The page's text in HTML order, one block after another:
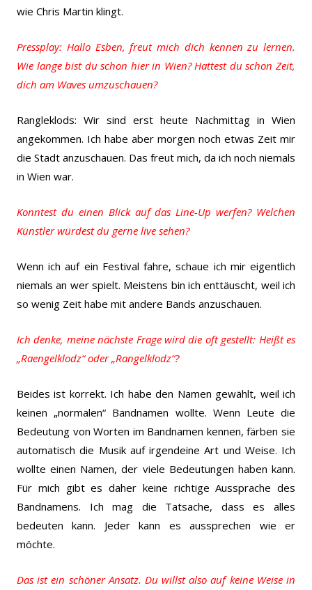
wie Chris Martin klingt.
Pressplay: Hallo Esben, freut mich dich kennen zu lernen.
Wie lange bist du schon hier in Wien? Hattest du schon Zeit,
dich am Waves umzuschauen?
Rangleklods: Wir sind erst heute Nachmittag in Wien
angekommen. Ich habe aber morgen noch etwas Zeit mir
die Stadt anzuschauen. Das freut mich, da ich noch niemals
in Wien war.
Konntest du einen Blick auf das Line-Up werfen? Welchen
Künstler würdest du gerne live sehen?
Wenn ich auf ein Festival fahre, schaue ich mir eigentlich
niemals an wer spielt. Meistens bin ich enttäuscht, weil ich
so wenig Zeit habe mit andere Bands anzuschauen.
Ich denke, meine nächste Frage wird die oft gestellt: Heißt es
„Raengelklodz“ oder „Rangelklodz“?
Beides ist korrekt. Ich habe den Namen gewählt, weil ich
keinen „normalen“ Bandnamen wollte. Wenn Leute die
Bedeutung von Worten im Bandnamen kennen, färben sie
automatisch die Musik auf irgendeine Art und Weise. Ich
wollte einen Namen, der viele Bedeutungen haben kann.
Für mich gibt es daher keine richtige Aussprache des
Bandnamens. Ich mag die Tatsache, dass es alles
bedeuten kann. Jeder kann es aussprechen wie er
möchte.
Das ist ein schöner Ansatz. Du willst also auf keine Weise in